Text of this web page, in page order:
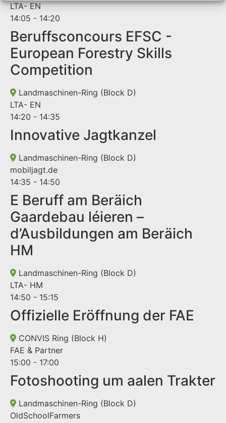
LTA- EN
14:05 - 14:20
Beruffsconcours EFSC -
European Forestry Skills
Competition
Landmaschinen-Ring (Block D)
LTA- EN
14:20 - 14:35
Innovative Jagtkanzel
Landmaschinen-Ring (Block D)
mobiljagt.de
14:35 - 14:50
E Beruff am Beräich
Gaardebau léieren –
d’Ausbildungen am Beräich
HM
Landmaschinen-Ring (Block D)
LTA- HM
14:50 - 15:15
Offizielle Eröffnung der FAE
CONVIS Ring (Block H)
FAE & Partner
15:00 - 17:00
Fotoshooting um aalen Trakter
Landmaschinen-Ring (Block D)
OldSchoolFarmers